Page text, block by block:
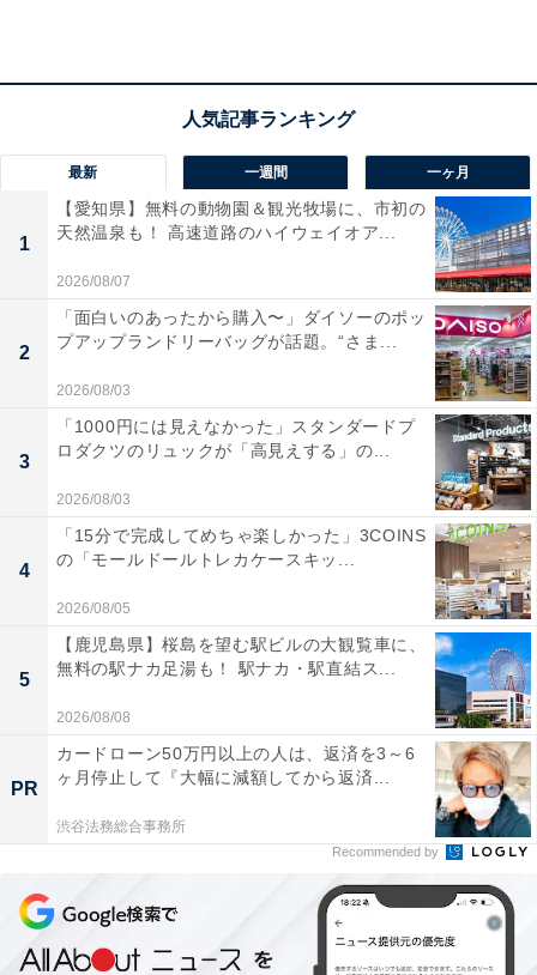
しみたい人や、雄大な八ヶ岳の景色と高原野菜を堪能し
たい人におすすめの宿です。
楽天トラベルの「5と0のつく日」キャンペーンと
楽天トラベルでは、毎月5日・10日・15日・20日・25
日・30日に特別キャンペーンを実施。対象日にエントリ
ー＆予約をすると、宿泊料金が特別価格になるほか、ポ
イント還元率もアップします。
さらに、キャンペーン対象施設の中には、期間限定のス
ペシャルプランや豪華特典が付く場合もあります。旅行
をお得に楽しみたい方は、ぜひこの機会を活用しましょ
う。
最新 一週間 一ヶ月
1
【愛知県】無料の動物園＆観光牧場に、市初の
天然温泉も！ 高速道路のハイウェイオア...
2026/08/07
2
「面白いのあったから購入〜」ダイソーのポッ
プアップランドリーバッグが話題。“さま...
2026/08/03
3
「1000円には見えなかった」スタンダードプ
ロダクツのリュックが「高見えする」の...
2026/08/03
4
「15分で完成してめちゃ楽しかった」3COINS
の「モールドールトレカケースキッ...
2026/08/05
5
【鹿児島県】桜島を望む駅ビルの大観覧車に、
無料の駅ナカ足湯も！ 駅ナカ・駅直結ス...
2026/08/08
PR
カードローン50万円以上の人は、返済を3～6
ヶ月停止して『大幅に減額してから返済...
渋谷法務総合事務所
Recommended by